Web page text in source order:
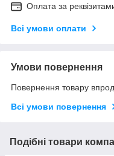
Оплата за
Всі умови оплати
Умови повернення
Повернення товару
Всі умови повернення
Подібні товари